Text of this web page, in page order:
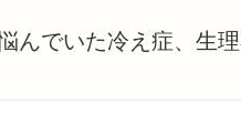
んでいた冷え症、生